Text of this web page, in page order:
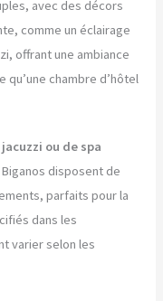
avec des décors
comme un éclairage
offrant une ambiance
chambre d’hôtel
ou de spa
disposent de
parfaits pour la
dans les
varier selon les